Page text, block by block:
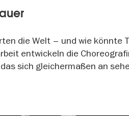
die Welt – und wie könnte
entwickeln die
sich gleichermaßen an